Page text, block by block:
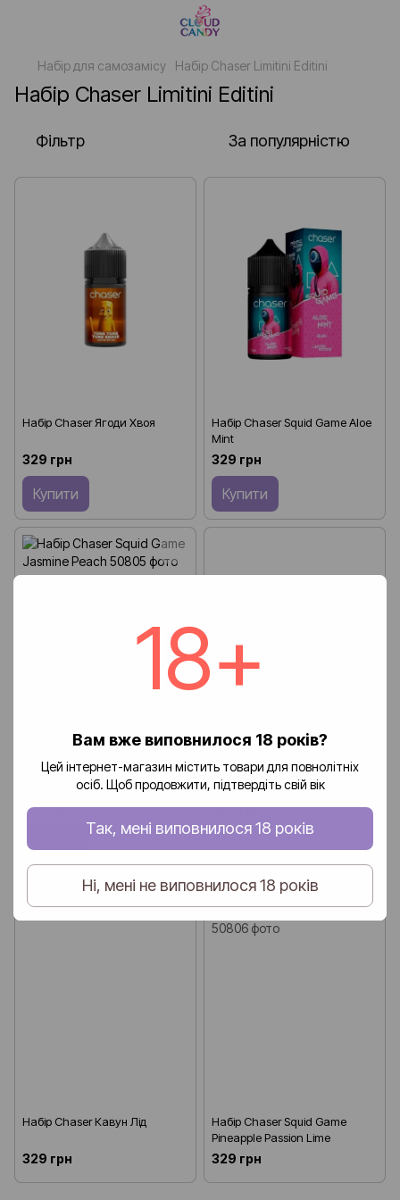
18+
Вам вже виповнилося 18 років?
Цей інтернет-магазин містить товари для повнолітніх
осіб. Щоб продовжити, підтвердіть свій вік
Так, мені виповнилося 18 років
Ні, мені не виповнилося 18 років
Набір для самозамісу Набір Chaser Limitini Editini
Набір Chaser Limitini Editini
Фільтр За популярністю
Набір Chaser Ягоди Хвоя
329 грн
Купити
Набір Chaser Squid Game Aloe
Mint
329 грн
Купити
Набір Chaser Squid Game
Jasmine Peach
329 грн
Набір Chaser Латте Лід 30 мл
329 грн
Набір Chaser Кавун Лід
329 грн
Набір Chaser Squid Game
Pineapple Passion Lime
329 грн